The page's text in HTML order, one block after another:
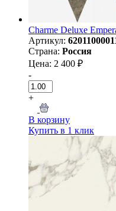
Charme Deluxe
Артикул:
Страна: Россия
Цена: 2 400 ₽
-
+
В корзину
Купить в 1 клик